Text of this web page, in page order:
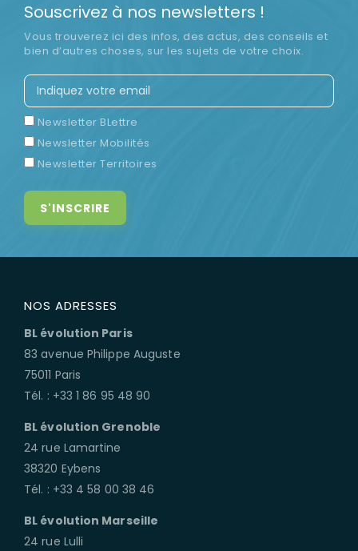
Souscrivez à nos newsletters !
Vous trouverez ici des infos, des actus, des conseils et
bien d’autres choses, sur les sujets de votre choix.
Newsletter BLettre
Newsletter Mobilités
Newsletter Territoires
NOS ADRESSES
BL évolution Paris
83 avenue Philippe Auguste
75011 Paris
Tél. : +33 1 86 95 48 90
BL évolution Grenoble
24 rue Lamartine
38320 Eybens
Tél. : +33 4 58 00 38 46
BL évolution Marseille
24 rue Lulli